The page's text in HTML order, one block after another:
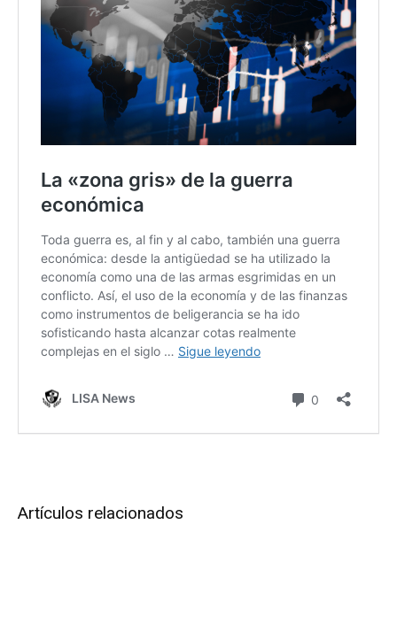
Artículos relacionados